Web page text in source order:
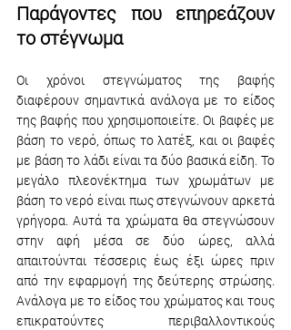
Παράγοντες που επηρεάζουν
το στέγνωμα
Οι χρόνοι στεγνώματος της βαφής
διαφέρουν σημαντικά ανάλογα με το είδος
της βαφής που χρησιμοποιείτε. Οι βαφές με
βάση το νερό, όπως το λατέξ, και οι βαφές
με βάση το λάδι είναι τα δύο βασικά είδη. Το
μεγάλο πλεονέκτημα των χρωμάτων με
βάση το νερό είναι πως στεγνώνουν αρκετά
γρήγορα. Αυτά τα χρώματα θα στεγνώσουν
στην αφή μέσα σε δύο ώρες, αλλά
απαιτούνται τέσσερις έως έξι ώρες πριν
από την εφαρμογή της δεύτερης στρώσης.
Ανάλογα με το είδος του χρώματος και τους
επικρατούντες περιβαλλοντικούς